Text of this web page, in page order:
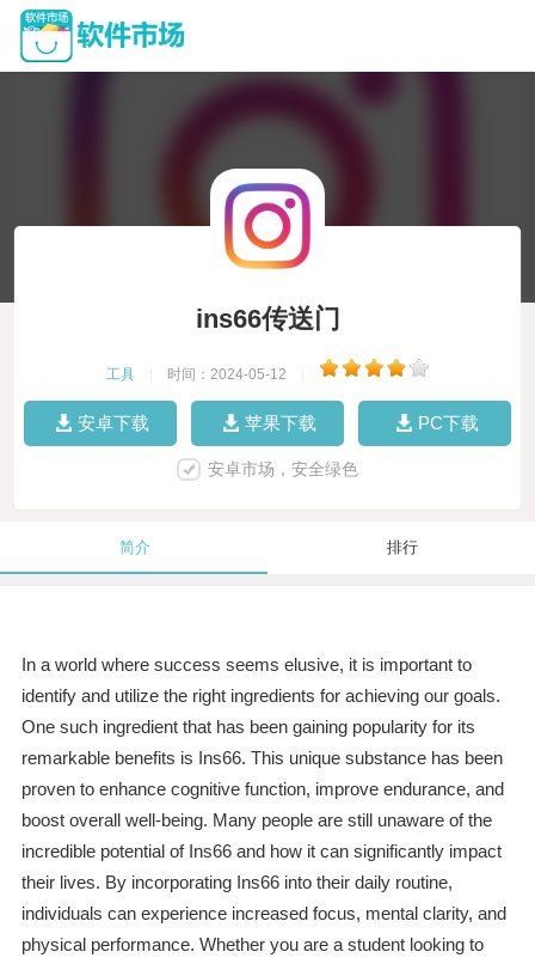
ins66传送门
工具 时间：2024-05-12
安卓下载 苹果下载 PC下载
安卓市场，安全绿色
简介 排行
In a world where success seems elusive, it is important to
identify and utilize the right ingredients for achieving our goals.
One such ingredient that has been gaining popularity for its
remarkable benefits is Ins66. This unique substance has been
proven to enhance cognitive function, improve endurance, and
boost overall well-being. Many people are still unaware of the
incredible potential of Ins66 and how it can significantly impact
their lives. By incorporating Ins66 into their daily routine,
individuals can experience increased focus, mental clarity, and
physical performance. Whether you are a student looking to